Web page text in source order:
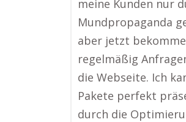
meine Kunden nur
Mundpropaganda
aber jetzt
regelmäßig
die Webseite. Ich
Pakete perfekt
durch die